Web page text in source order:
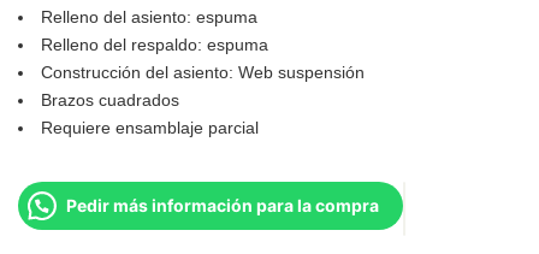
Relleno del asiento: espuma
Relleno del respaldo: espuma
Construcción del asiento: Web suspensión
Brazos cuadrados
Requiere ensamblaje parcial
Pedir más información para la compra